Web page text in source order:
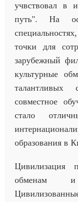
учвствовал в
путь". На
точки для
зарубежный
культурные
талантливых
совместное
стало
образования в
Цивилизация
обменам и